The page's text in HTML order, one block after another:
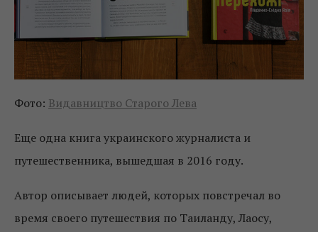
Фото: Видавництво Старого Лева
Еще одна книга украинского журналиста и
путешественника, вышедшая в 2016 году.
Автор описывает людей, которых повстречал во
время своего путешествия по Таиланду, Лаосу,